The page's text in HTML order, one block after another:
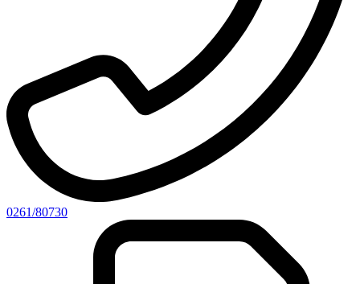
0261/80730